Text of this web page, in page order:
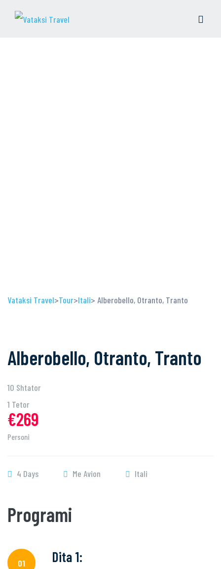
Vataksi Travel>Tour>Itali> Alberobello, Otranto, Tranto
Alberobello, Otranto, Tranto
10 Shtator
1 Tetor
€269
Personi
4 Days Me Avion Itali
Programi
01 Dita 1: